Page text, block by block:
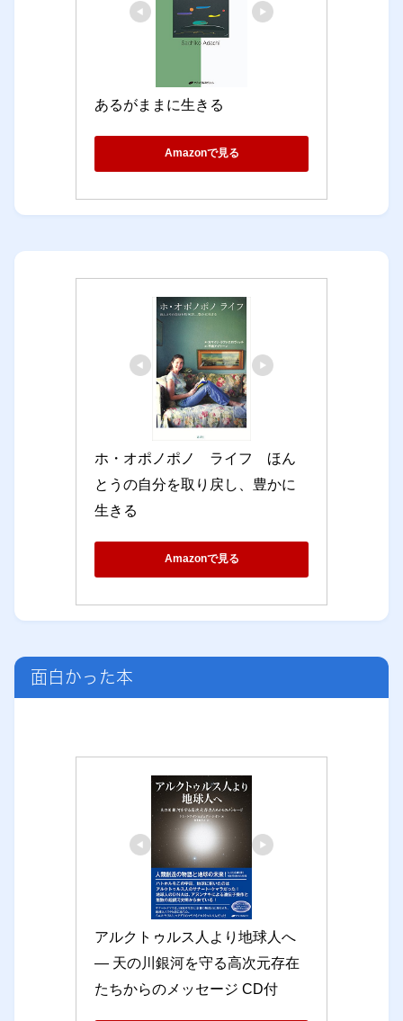
あるがままに生きる
Amazonで見る
ホ・オポノポノ　ライフ　ほん
とうの自分を取り戻し、豊かに
生きる
Amazonで見る
面白かった本
アルクトゥルス人より地球人へ
― 天の川銀河を守る高次元存在
たちからのメッセージ CD付